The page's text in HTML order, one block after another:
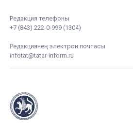
Редакция телефоны
+7 (843) 222-0-999 (1304)
Редакциянең электрон почтасы
infotat@tatar-inform.ru